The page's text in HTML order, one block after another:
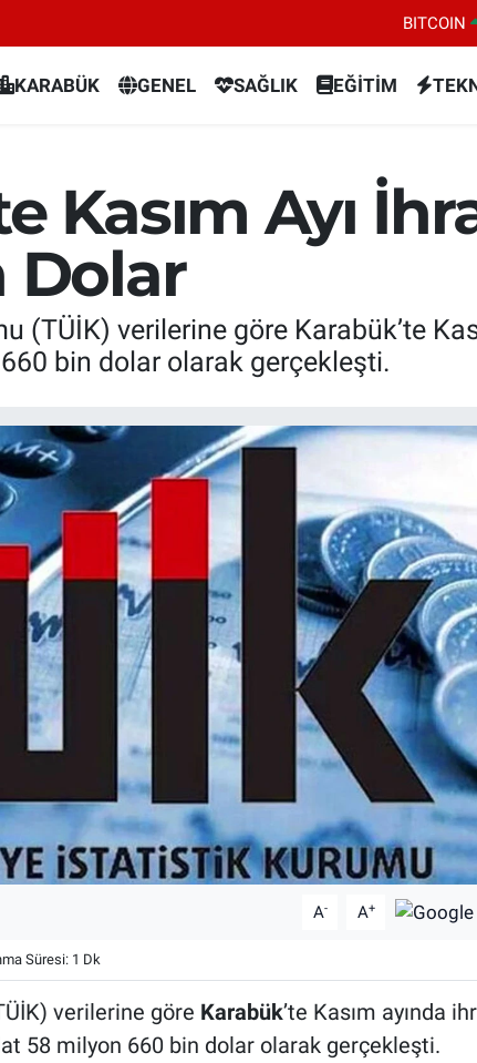
BITCOIN
GRAM ALTIN
KARABÜK GENEL SAĞLIK EĞİTİM
Kasım Ayı
Dolar
(TÜİK) verilerine göre Karabük’te
bin dolar olarak gerçekleşti.
A- A+
Süresi: 1 Dk
verilerine göre Karabük’te Kasım ayında
58 milyon 660 bin dolar olarak gerçekleşti.